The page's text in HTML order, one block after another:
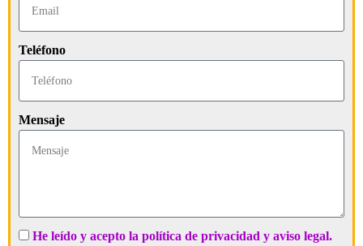
Teléfono
Mensaje
He leído y acepto la política de privacidad y aviso legal.